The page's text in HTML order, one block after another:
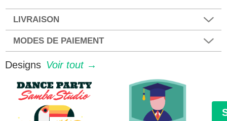
LIVRAISON
MODES DE PAIEMENT
Designs Voir tout →